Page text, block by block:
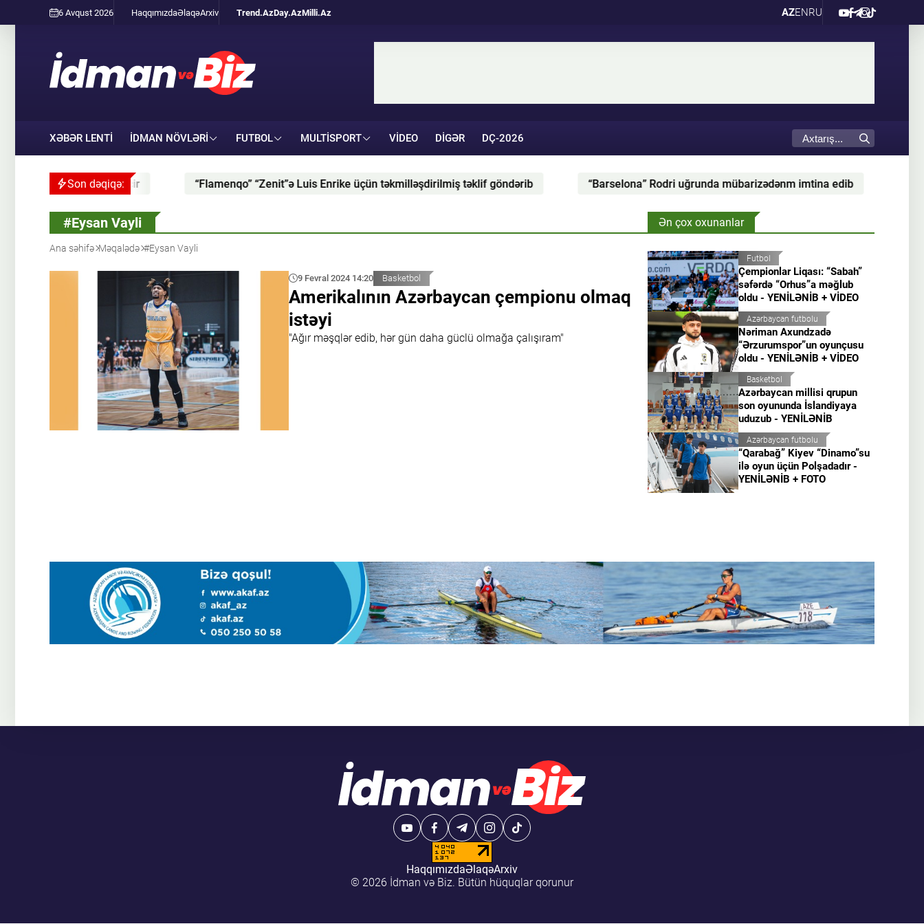
6 Avqust 2026 HaqqımızdaƏlaqəArxiv Trend.AzDay.AzMilli.Az AZENRU
XƏBƏR LENTİ İDMAN NÖVLƏRI FUTBOL MULTISPORT VIDEO DIGƏR DÇ-2026
Son dəqiqə:
Liqa klubuna keçir “Flamenqo” “Zenit”ə Luis Enrike üçün təkmilləşdirilmiş təklif göndərib “Barselona” Rodri uğrunda mübarizədənm imtina edib
#Eysan Vayli
Ana səhifə Məqalədə #Eysan Vayli
9 Fevral 2024 14:20 Basketbol
Amerikalının Azərbaycan çempionu olmaq
istəyi
"Ağır məşqlər edib, hər gün daha güclü olmağa çalışıram"
Ən çox oxunanlar
Futbol
Çempionlar Liqası: “Sabah”
səfərdə “Orhus”a məğlub
oldu - YENİLƏNİB + VİDEO
Azərbaycan futbolu
Nəriman Axundzadə
“Ərzurumspor”un oyunçusu
oldu - YENİLƏNİB + VİDEO
Basketbol
Azərbaycan millisi qrupun
son oyununda İslandiyaya
uduzub - YENİLƏNİB
Azərbaycan futbolu
“Qarabağ” Kiyev “Dinamo”su
ilə oyun üçün Polşadadır -
YENİLƏNİB + FOTO
HaqqımızdaƏlaqəArxiv
© 2026 İdman və Biz. Bütün hüquqlar qorunur